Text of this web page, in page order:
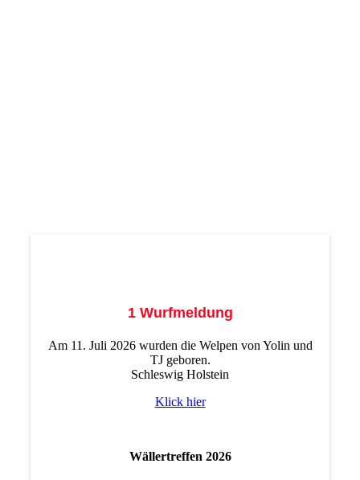
1 Wurfmeldung
Am 11. Juli 2026 wurden die Welpen von Yolin und
TJ geboren.
Schleswig Holstein
Klick hier
Wällertreffen 2026